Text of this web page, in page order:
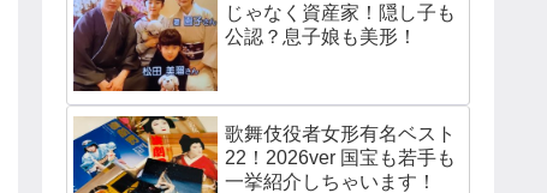
じゃなく資産家！隠し子も
公認？息子娘も美形！
歌舞伎役者女形有名ベスト
22！2026ver 国宝も若手も
一挙紹介しちゃいます！